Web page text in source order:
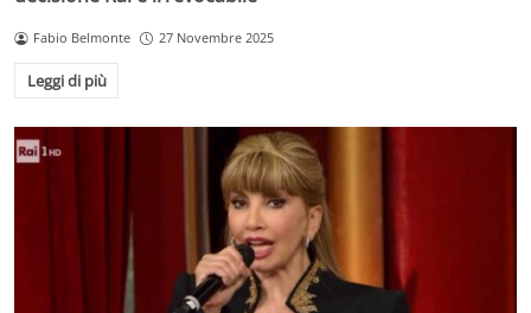
Fabio Belmonte 27 Novembre 2025
Leggi di più